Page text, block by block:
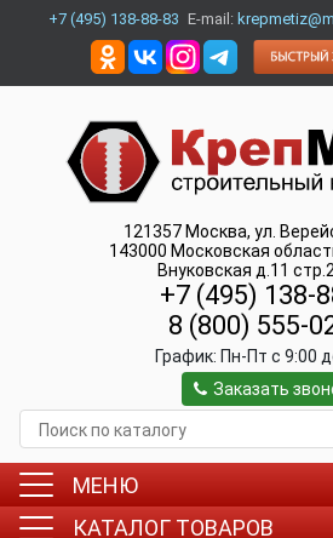
+7 (495) 138-88-83 E-mail:
121357 Москва, ул.
143000 Московская
Внуковская д.11
+7 (495) 138-
8 (800) 555-
График: Пн-Пт c 9:00
Заказать
МЕНЮ
КАТАЛОГ ТОВАРОВ